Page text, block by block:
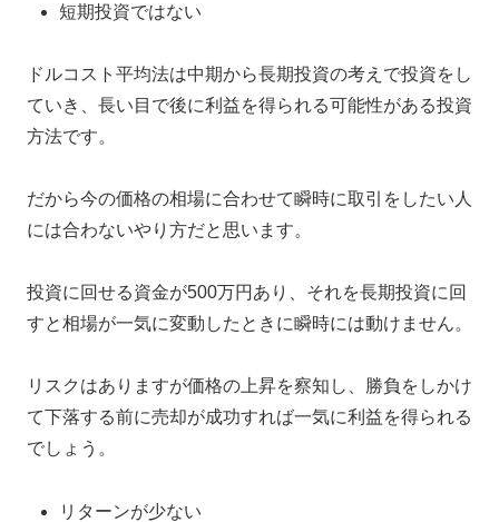
短期投資ではない
ドルコスト平均法は中期から長期投資の考えで投資をし
ていき、長い目で後に利益を得られる可能性がある投資
方法です。
だから今の価格の相場に合わせて瞬時に取引をしたい人
には合わないやり方だと思います。
投資に回せる資金が500万円あり、それを長期投資に回
すと相場が一気に変動したときに瞬時には動けません。
リスクはありますが価格の上昇を察知し、勝負をしかけ
て下落する前に売却が成功すれば一気に利益を得られる
でしょう。
リターンが少ない